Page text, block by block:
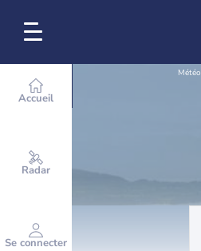
Accueil
Radar
Se connecter
Météo